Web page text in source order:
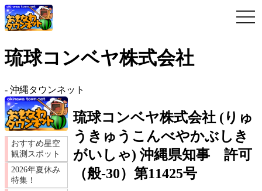
琉球コンベヤ株式会社
- 沖縄タウンネット
おすすめ星空
観測スポット
2026年夏休み
特集！
琉球コンベヤ株式会社(りゅ
うきゅうこんべやかぶしき
がいしゃ) 沖縄県知事 許可
（般-30）第11425号